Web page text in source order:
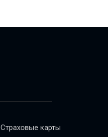
Страховые карты